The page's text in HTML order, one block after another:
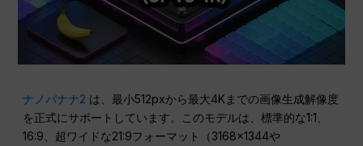
ナノバナナ2 は、最小512pxから最大4Kまでの画像生成解像度
を正式にサポートしています。このモデルは、標準的な1:1、
16:9、超ワイドな21:9フォーマット（3168×1344や